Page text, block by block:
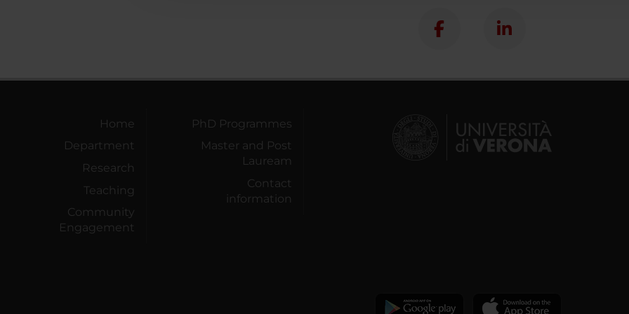
Home
Department
Research
Teaching
Community
Engagement
PhD Programmes
Master and Post
Lauream
Contact
information